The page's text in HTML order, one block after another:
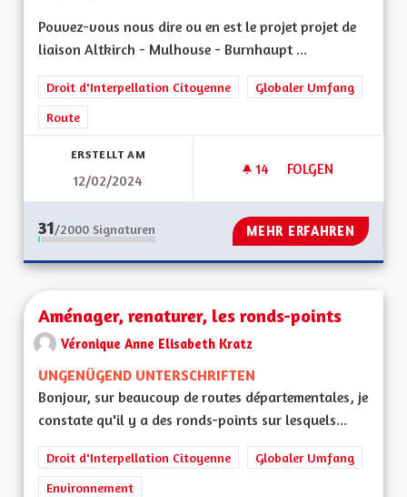
Pouvez-vous nous dire ou en est le projet projet de
liaison Altkirch - Mulhouse - Burnhaupt ...
Droit d'Interpellation Citoyenne
Globaler Umfang
Route
ERSTELLT AM
12/02/2024
14 14 FOLLOWER
FOLGEN
POUR LE PROJET
31/2000 Signaturen MEHR ERFAHREN
Aménager, renaturer, les ronds-points
Véronique Anne Elisabeth Kratz
UNGENÜGEND UNTERSCHRIFTEN
Bonjour, sur beaucoup de routes départementales, je
constate qu'il y a des ronds-points sur lesquels...
Droit d'Interpellation Citoyenne
Globaler Umfang
Environnement